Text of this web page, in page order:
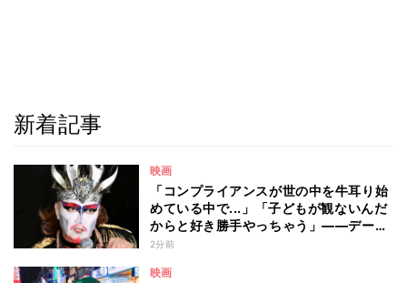
新着記事
映画
「コンプライアンスが世の中を牛耳り始
めている中で...」「子どもが観ないんだ
からと好き勝手やっちゃう」――デーモ
ン閣下が語る映画『レディ・オア・ノッ
2分前
映画